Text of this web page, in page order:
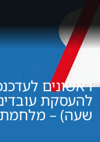
ראשונים
להעסקת
שעה) –